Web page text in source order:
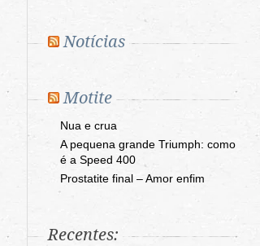
Notícias
Motite
Nua e crua
A pequena grande Triumph: como
é a Speed 400
Prostatite final – Amor enfim
Recentes: